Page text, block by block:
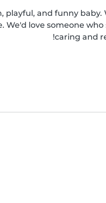
playful, and funny
We'd love someone
caring and